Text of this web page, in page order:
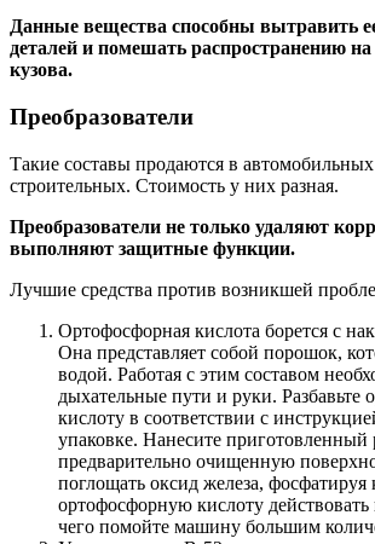
Данные вещества способны вытравить
деталей и помешать распространению на
кузова.
Преобразователи
Такие составы продаются в
строительных. Стоимость у них разная.
Преобразователи не только удаляют
выполняют защитные функции.
Лучшие средства против возникшей
Ортофосфорная кислота борется с
Она представляет собой порошок,
водой. Работая с этим составом
дыхательные пути и руки. Разбавьте
кислоту в соответствии с
упаковке. Нанесите приготовленный
предварительно очищенную
поглощать оксид железа, фосфатируя
ортофосфорную кислоту действовать
чего помойте машину большим